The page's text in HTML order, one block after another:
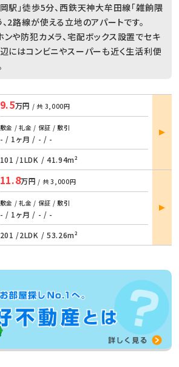
駅」徒歩5分、西鉄天神大牟田線「雑餉隈
2路線が使える立地のアパートです。
や防犯カメラ、宅配ボックス設置でセキ
辺にはコンビニやスーパーも近く生活利便
9.5万円 / 共 3,000円
敷金 / 礼金 / 保証 / 敷引
- / 1ヶ月 / - / -
101 /1LDK / 41.94m²
部屋
詳細
11.8万円 / 共3,000円
敷金 / 礼金 / 保証 / 敷引
- / 1ヶ月 / - / -
201 /2LDK / 53.26m²
部屋
詳細